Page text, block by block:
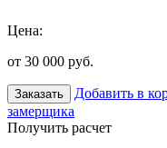
Цена:
от 30 000 руб.
Заказать Добавить в
замерщика
Получить расчет